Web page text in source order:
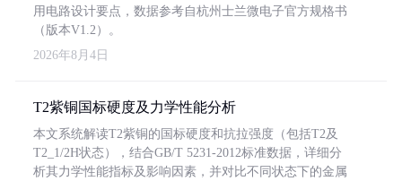
用电路设计要点，数据参考自杭州士兰微电子官方规格书
（版本V1.2）。
2026年8月4日
T2紫铜国标硬度及力学性能分析
本文系统解读T2紫铜的国标硬度和抗拉强度（包括T2及
T2_1/2H状态），结合GB/T 5231-2012标准数据，详细分
析其力学性能指标及影响因素，并对比不同状态下的金属